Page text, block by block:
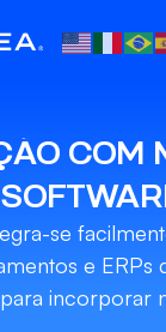
COM
se
e
incorporar